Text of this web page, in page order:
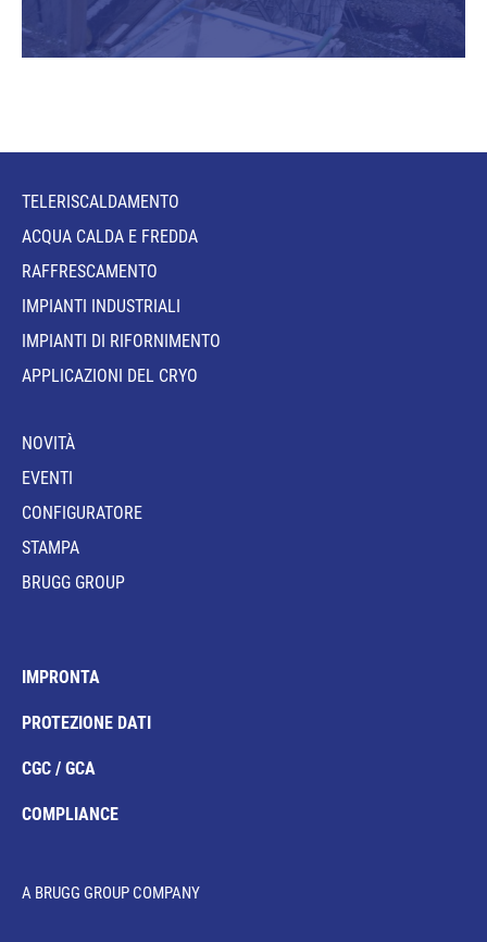
TELERISCALDAMENTO
ACQUA CALDA E FREDDA
RAFFRESCAMENTO
IMPIANTI INDUSTRIALI
IMPIANTI DI RIFORNIMENTO
APPLICAZIONI DEL CRYO
NOVITÀ
EVENTI
CONFIGURATORE
STAMPA
BRUGG GROUP
IMPRONTA
PROTEZIONE DATI
CGC / GCA
COMPLIANCE
A BRUGG GROUP COMPANY